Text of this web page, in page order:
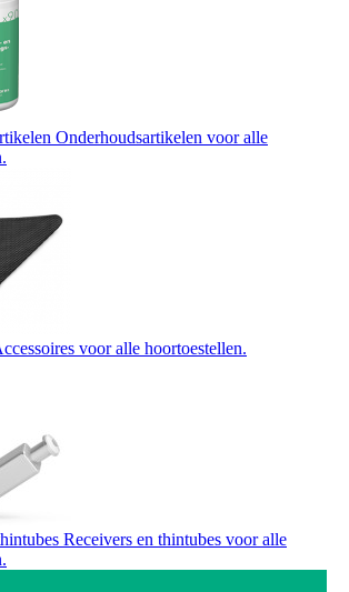
Onderhoudsartikelen voor alle
voor alle hoortoestellen.
Receivers en thintubes voor alle